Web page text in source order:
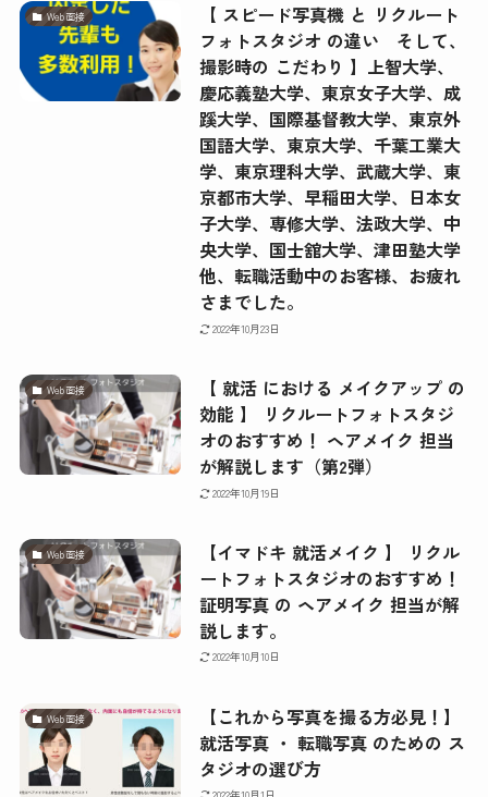
Web面接
【 スピード写真機 と リクルート
フォトスタジオ の違い そして、
撮影時の こだわり 】上智大学、
慶応義塾大学、東京女子大学、成
蹊大学、国際基督教大学、東京外
国語大学、東京大学、千葉工業大
学、東京理科大学、武蔵大学、東
京都市大学、早稲田大学、日本女
子大学、専修大学、法政大学、中
央大学、国士舘大学、津田塾大学
他、転職活動中のお客様、お疲れ
さまでした。
2022年10月23日
Web面接
【 就活 における メイクアップ の
効能 】 リクルートフォトスタジ
オのおすすめ！ ヘアメイク 担当
が解説します（第2弾）
2022年10月19日
Web面接
【イマドキ 就活メイク 】 リクル
ートフォトスタジオのおすすめ！
証明写真 の ヘアメイク 担当が解
説します。
2022年10月10日
Web面接
【これから写真を撮る方必見！】
就活写真 ・ 転職写真 のための ス
タジオの選び方